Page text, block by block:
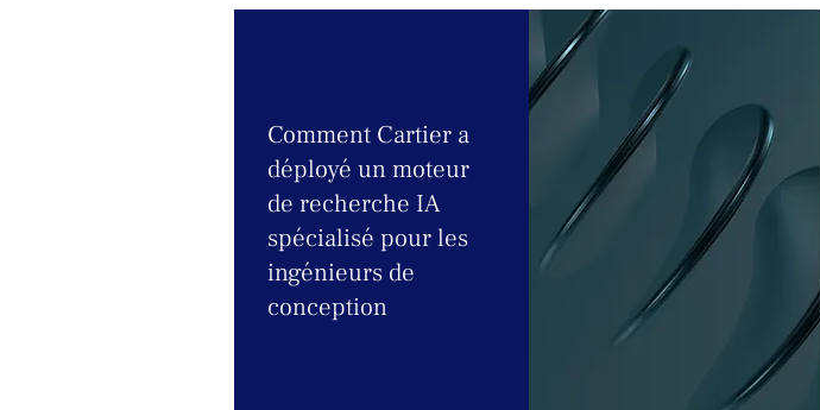
Comment Cartier a
déployé un moteur
de recherche IA
spécialisé pour les
ingénieurs de
conception